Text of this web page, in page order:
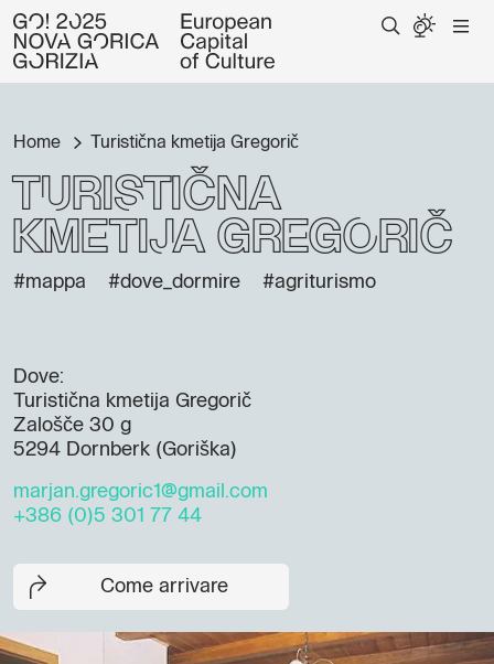
Home Turistična kmetija Gregorič
Turistična
kmetija Gregorič
#mappa #dove_dormire #agriturismo
Dove:
Turistična kmetija Gregorič
Zalošče 30 g
5294 Dornberk (Goriška)
marjan.gregoric1@gmail.com
+386 (0)5 301 77 44
Come arrivare